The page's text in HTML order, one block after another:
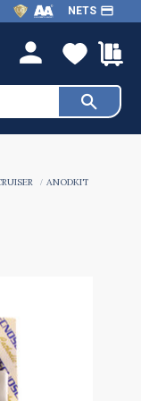
NETS payment
person
ANODKIT